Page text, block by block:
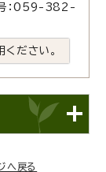
：059-382-
ださい。
へ戻る